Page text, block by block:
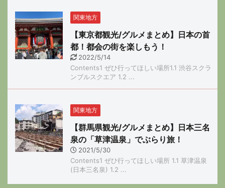
関東地方
【東京都観光/グルメまとめ】日本の首
都！都会の街を楽しもう！
2022/5/14
Contents1 ぜひ行ってほしい場所1.1 渋谷スクラ
ンブルスクエア 1.2 ...
関東地方
【群馬県観光/グルメまとめ】日本三名
泉の「草津温泉」でぶらり旅！
2021/5/30
Contents1 ぜひ行ってほしい場所 1.1 草津温泉
(日本三名泉) 1.2 ...